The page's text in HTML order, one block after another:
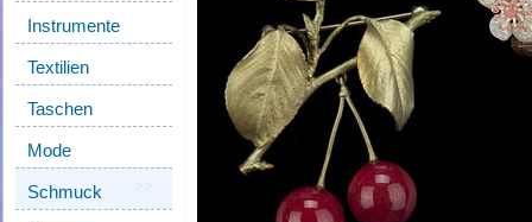
Instrumente
Textilien
Taschen
Mode
Schmuck